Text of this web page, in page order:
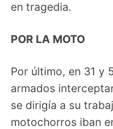
en tragedia.
POR LA MOTO
Por último, en 31 y
armados
se dirigía a su
motochorros iban